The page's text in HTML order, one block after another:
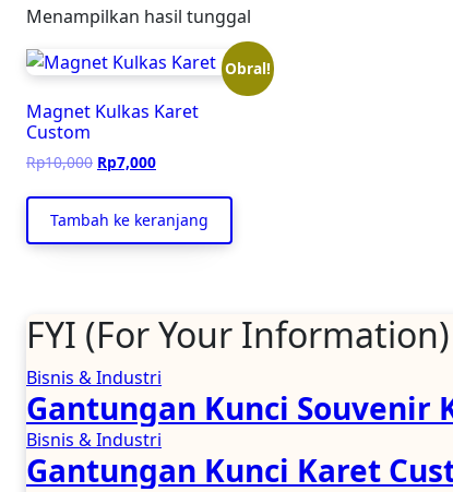
Menampilkan hasil tunggal
Obral!
Magnet Kulkas Karet
Custom
Rp10,000 Harga
adalah:
Rp10,000.
Rp7,000Harga
ini
adalah:
Rp7,000.
Tambah ke keranjang
FYI (For Your Information)
Bisnis & Industri
Gantungan Kunci Souvenir
Bisnis & Industri
Gantungan Kunci Karet